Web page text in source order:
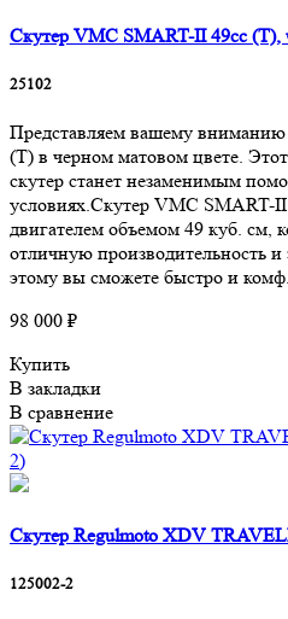
Скутер VMC SMART-II 49cc
25102
Представляем вашему
(T) в черном матовом цвете.
скутер станет незаменимым
условиях.Скутер VMC
двигателем объемом 49 куб. см,
отличную производительность и
этому вы сможете быстро и
98 000 ₽
Купить
В закладки
В сравнение
Скутер Regulmoto XDV
125002-2